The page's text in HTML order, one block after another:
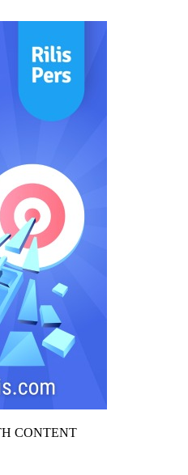
CONTENT